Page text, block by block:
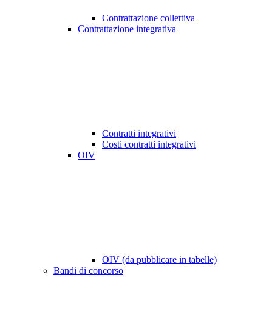
Contrattazione collettiva
Contrattazione integrativa
Contratti integrativi
Costi contratti integrativi
OIV
OIV (da pubblicare in tabelle)
Bandi di concorso